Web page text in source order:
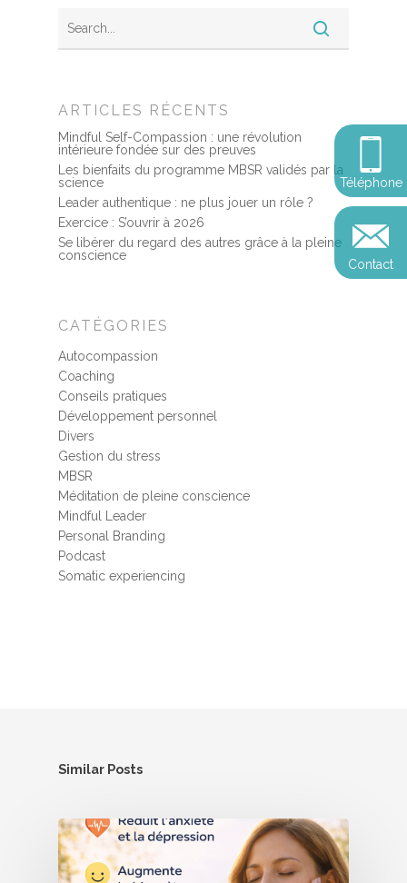
ARTICLES RÉCENTS
Mindful Self-Compassion : une révolution
intérieure fondée sur des preuves
Les bienfaits du programme MBSR validés par la
science
Leader authentique : ne plus jouer un rôle ?
Exercice : S’ouvrir à 2026
Se libérer du regard des autres grâce à la pleine
conscience
CATÉGORIES
Autocompassion
Coaching
Conseils pratiques
Développement personnel
Divers
Gestion du stress
MBSR
Méditation de pleine conscience
Mindful Leader
Personal Branding
Podcast
Somatic experiencing
Similar Posts
Téléphone
Contact
Méditation pleine
Calendrier
Devenir praticien en
de pleine conscience
Somatic Expériencing
Révelez votre
votre impact
Conférences
personnel
Révelez votre
votre impact
Reconversion et
professionnelle
Explorer
et découvrir
Blog
Podcast